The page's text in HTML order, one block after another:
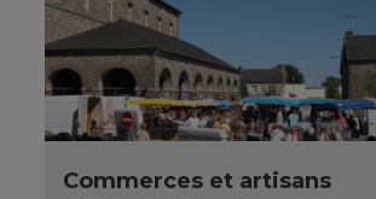
Commerces et artisans